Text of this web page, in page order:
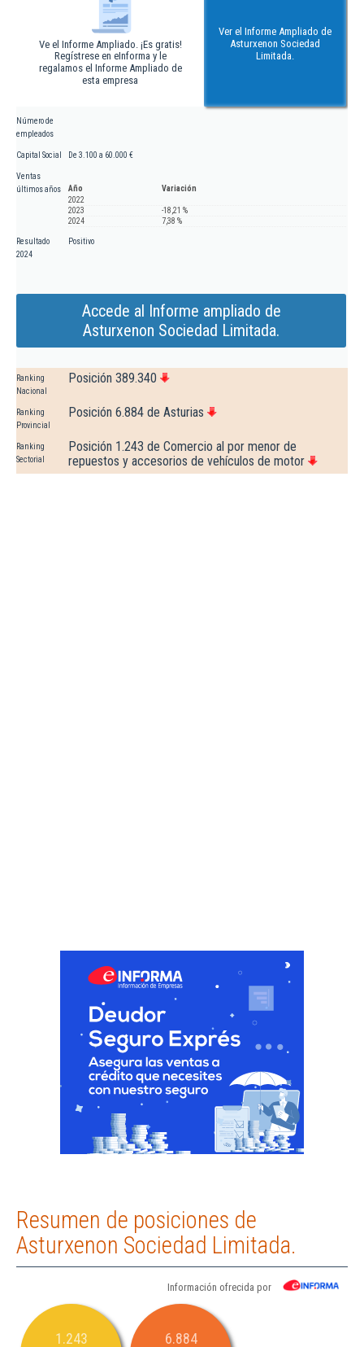
Ve el Informe Ampliado. ¡Es gratis!
Regístrese en eInforma y le
regalamos el Informe Ampliado de
esta empresa
Ver el Informe Ampliado de
Asturxenon Sociedad
Limitada.
Número de
empleados
Capital Social De 3.100 a 60.000 €
Ventas
últimos años
Año
Variación
2022
2023
-18,21 %
2024
7,38 %
Resultado
2024
Positivo
Accede al Informe ampliado de
Asturxenon Sociedad Limitada.
Ranking
Nacional
Posición 389.340
Ranking
Provincial
Posición 6.884 de Asturias
Ranking
Sectorial
Posición 1.243 de Comercio al por menor de
repuestos y accesorios de vehículos de motor
Resumen de posiciones de
Asturxenon Sociedad Limitada.
Información ofrecida por
1.243 6.884